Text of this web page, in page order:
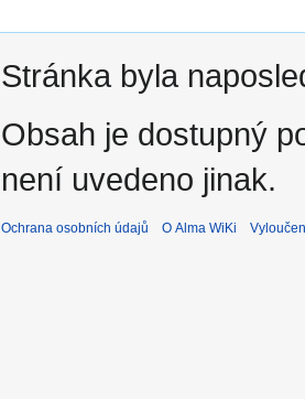
Stránka byla
Obsah je dostupný
není uvedeno jinak.
Ochrana osobních údajů O Alma WiKi